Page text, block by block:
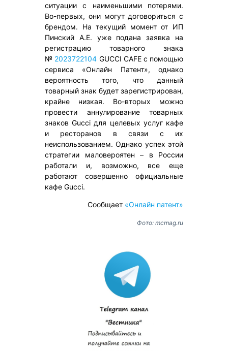
ситуации с наименьшими потерями.
Во-первых, они могут договориться с
брендом. На текущий момент от ИП
Пинский А.Е. уже подана заявка на
регистрацию товарного знака
№ 2023722104 GUCCI CAFE с помощью
сервиса «Онлайн Патент», однако
вероятность того, что данный
товарный знак будет зарегистрирован,
крайне низкая. Во-вторых можно
провести аннулирование товарных
знаков Gucci для целевых услуг кафе
и ресторанов в связи с их
неиспользованием. Однако успех этой
стратегии маловероятен – в России
работали и, возможно, все еще
работают совершенно официальные
кафе Gucci.
Сообщает «Онлайн патент»
Фото: mcmag.ru